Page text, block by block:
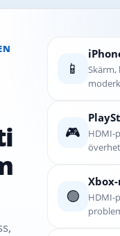
📱
🎮
HDMI-
🟢
HDMI-